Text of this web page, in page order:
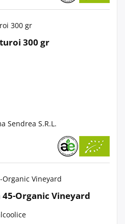
300 gr
Sendrea S.R.L.
Organic Vineyard